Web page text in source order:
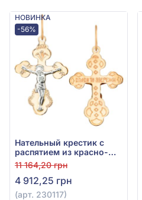
НОВИНКА
-56%
Нательный крестик с
распятием из красно-
белого золота 585°, без
вставки, арт. 230117
11 164,20 грн
4 912,25 грн
(арт. 230117)